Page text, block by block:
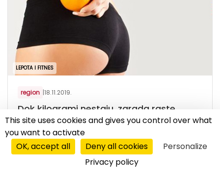
LEPOTA I FITNES
region |18.11.2019.
Dok kilogrami nestaju, zarada raste
Lanac centara za rukovođenje i održavanje
telesne težine Body Creator ove godine
obeležava 18 godina poslovanja i najavljuje
snažnije širenje u...
This site uses cookies and gives you control over what
you want to activate
OK, accept all
Deny all cookies
Personalize
Privacy policy